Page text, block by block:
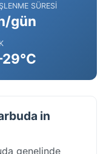
SÜRESI
gün
in
genelinde